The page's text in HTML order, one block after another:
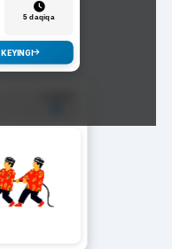
5 daqiqa
KEYINGI